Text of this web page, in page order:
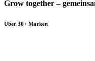
Grow together –
Über 30+ Marken